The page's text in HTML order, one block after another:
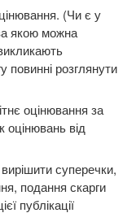
(Чи є у
якою можна
повинні розглянути
оцінювання за
оцінювань від
суперечки,
подання скарги
публікації